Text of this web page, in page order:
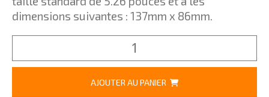
dimensions suivantes : 137mm x 86mm.
AJOUTER AU PANIER